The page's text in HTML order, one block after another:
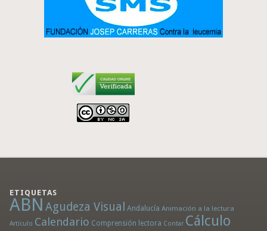
ETIQUETAS
ABN Agudeza Visual Andalucía Animación a la lectura
Artículo Calendario Comprensión lectora Contar Cálculo